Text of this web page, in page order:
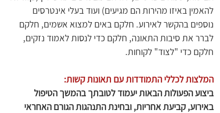
להאמין באיזו מהירות הם מגיעים) ועוד בעלי אינטרסים
נוספים בהקשר לאירוע. חלקם באים למצוא אשמים, חלקם
לברר את סיבות התאונה, חלקם כדי לנסות לאמוד נזקים,
חלקם כדי "לצוד" לקוחות.
המלצות לכללי התמודדות עם תאונות קשות:
ביצוע הפעולות הבאות יעמוד לטובתך בהמשך הטיפול
באירוע, קביעת אחריות, ובחינת התנהגות הגורם האחראי